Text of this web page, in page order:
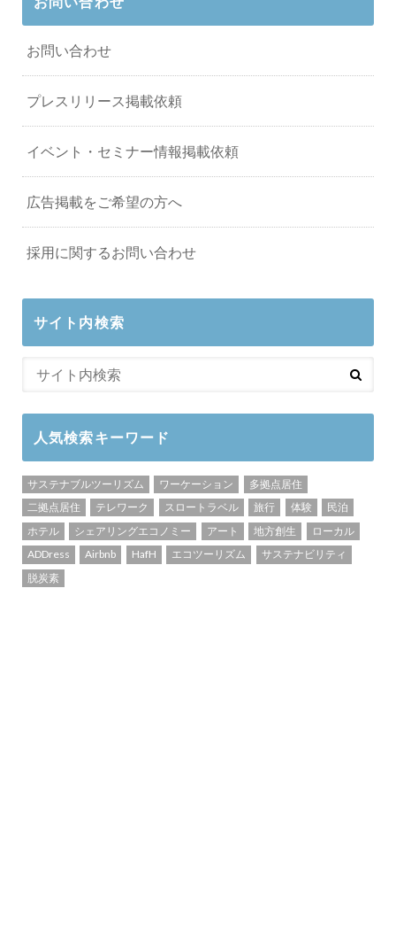
お問い合わせ
プレスリリース掲載依頼
イベント・セミナー情報掲載依頼
広告掲載をご希望の方へ
採用に関するお問い合わせ
サイト内検索
人気検索キーワード
サステナブルツーリズム ワーケーション
多拠点居住
二拠点居住
テレワーク スロートラベル 旅行 体験
民泊
ホテル
シェアリングエコノミー アート 地方創生
ローカル
ADDress
Airbnb HafH エコツーリズム
サステナビリティ
脱炭素